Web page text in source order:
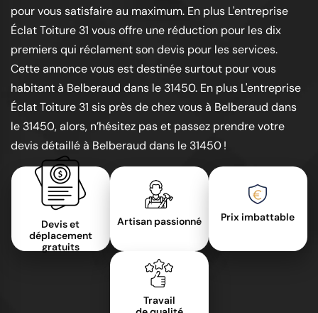
pour vous satisfaire au maximum. En plus L'entreprise
Éclat Toiture 31 vous offre une réduction pour les dix
premiers qui réclament son devis pour les services.
Cette annonce vous est destinée surtout pour vous
habitant à Belberaud dans le 31450. En plus L'entreprise
Éclat Toiture 31 sis près de chez vous à Belberaud dans
le 31450, alors, n’hésitez pas et passez prendre votre
devis détaillé à Belberaud dans le 31450 !
Devis et
déplacement
gratuits
Artisan passionné Prix imbattable
Travail